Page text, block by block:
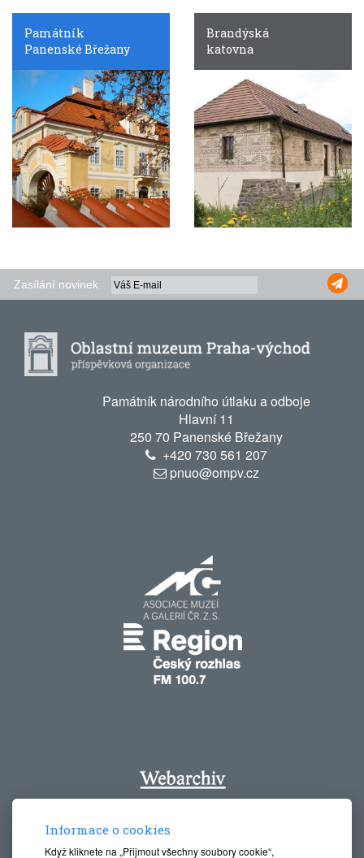
Památník
Panenské Břežany
Brandýská
katovna
Zasílání novinek
Památník národního útlaku a odboje
Hlavní 11
250 70 Panenské Břežany
+420 730 561 207
pnuo@ompv.cz
Informace o cookies
Když kliknete na „Přijmout všechny soubory cookie“,